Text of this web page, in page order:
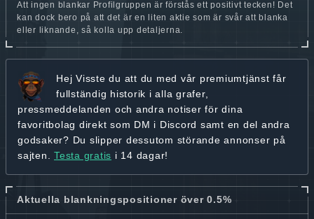
Att ingen blankar Profilgruppen är förstås ett positivt tecken! Det
kan dock bero på att det är en liten aktie som är svår att blanka
eller liknande, så kolla upp detaljerna.
Hej Visste du att du med vår premiumtjänst får
fullständig historik i alla grafer,
pressmeddelanden och andra notiser för dina
favoritbolag direkt som DM i Discord samt en del andra
godsaker? Du slipper dessutom störande annonser på
sajten. Testa gratis i 14 dagar!
Aktuella blankningspositioner över 0.5%